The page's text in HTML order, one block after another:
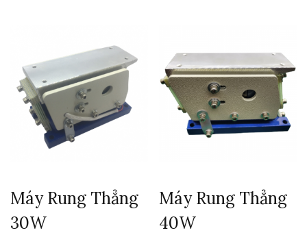
Máy Rung Thẳng
30W
Máy Rung Thẳng
40W